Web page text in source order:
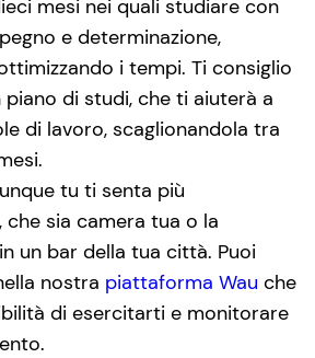
mesi nei quali studiare con
e determinazione,
i tempi. Ti consiglio
piano di studi, che ti aiuterà a
di lavoro, scaglionandola tra
tu ti senta più
sia camera tua o la
un bar della tua città. Puoi
nostra piattaforma Wau che
di esercitarti e monitorare